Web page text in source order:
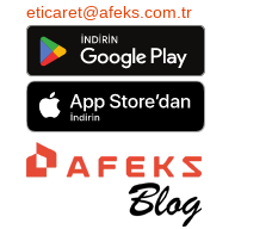
eticaret@afeks.com.tr